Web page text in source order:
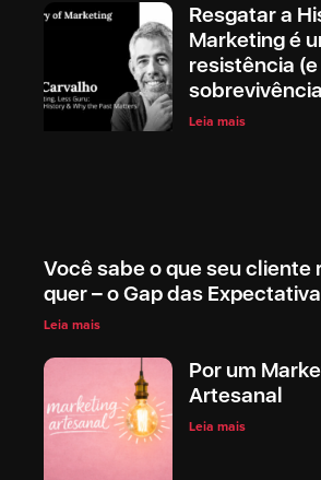
Resgatar a
Marketing é
resistência (e
Leia mais
Você sabe o que seu cliente
quer – o Gap das
Leia mais
Por um
Artesanal
Leia mais